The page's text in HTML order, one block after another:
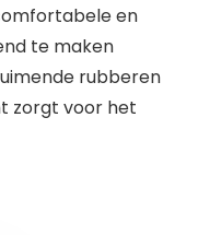
en
te maken
rubberen
zorgt voor het